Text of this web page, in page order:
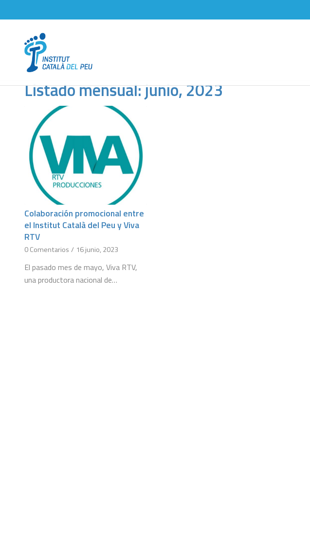
Listado mensual: junio, 2023
Colaboración promocional entre
el Institut Català del Peu y Viva
RTV
0 Comentarios / 16 junio, 2023
El pasado mes de mayo, Viva RTV,
una productora nacional de…